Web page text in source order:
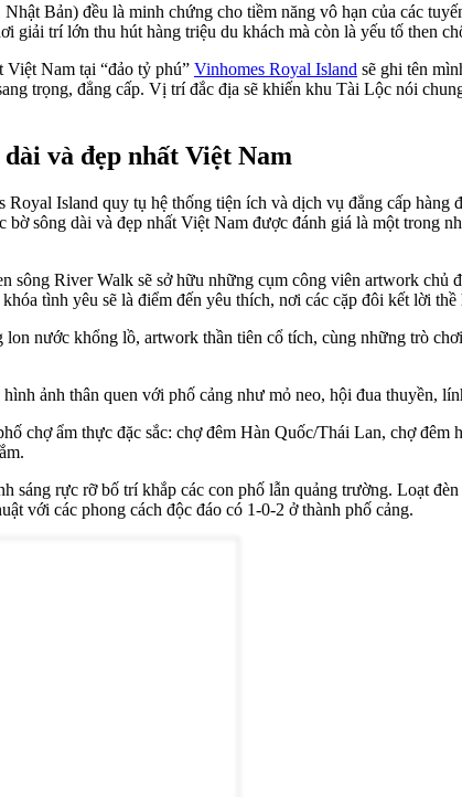
Bản) đều là minh chứng cho tiềm năng vô hạn của các
giải trí lớn thu hút hàng triệu du khách mà còn là yếu tố then
Việt Nam tại “đảo tỷ phú” Vinhomes Royal Island sẽ ghi tên
trọng, đẳng cấp. Vị trí đắc địa sẽ khiến khu Tài Lộc nói
và đẹp nhất Việt Nam
Island quy tụ hệ thống tiện ích và dịch vụ đẳng cấp
sông dài và đẹp nhất Việt Nam được đánh giá là một trong
River Walk sẽ sở hữu những cụm công viên artwork chủ
tình yêu sẽ là điểm đến yêu thích, nơi các cặp đôi kết lời thề
nước khổng lồ, artwork thần tiên cổ tích, cùng những trò
ảnh thân quen với phố cảng như mỏ neo, hội đua thuyền,
chợ ẩm thực đặc sắc: chợ đêm Hàn Quốc/Thái Lan, chợ đêm
rực rỡ bố trí khắp các con phố lẫn quảng trường. Loạt
với các phong cách độc đáo có 1-0-2 ở thành phố cảng.